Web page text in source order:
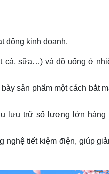
động kinh doanh.
cá, sữa…) và đồ uống ở
sản phẩm một cách bắt
lưu trữ số lượng lớn hàng
tiết kiệm điện, giúp